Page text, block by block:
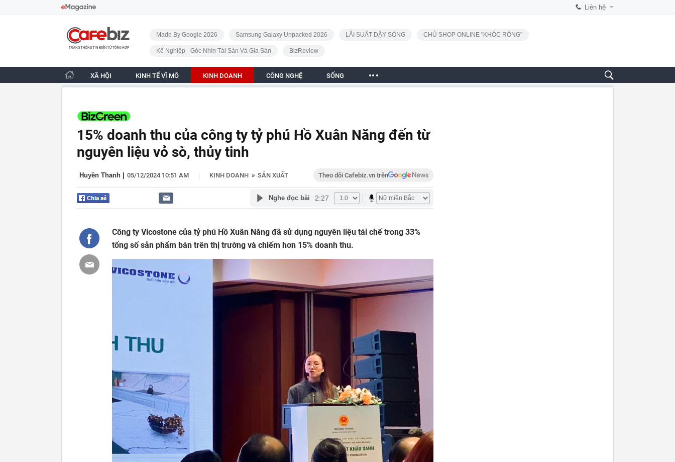
Liên hệ
CafeBiz - Trang chủ
Made By Google 2026 Samsung Galaxy Unpacked 2026 LÃI SUẤT DẬY SÓNG CHỦ SHOP ONLINE "KHÓC RÒNG"
Kế Nghiệp - Góc Nhìn Tài Sản Và Gia Sản BizReview
XÃ HỘI KINH TẾ VĨ MÔ KINH DOANH CÔNG NGHỆ SỐNG
15% doanh thu của công ty tỷ phú Hồ Xuân Năng đến từ
nguyên liệu vỏ sò, thủy tinh
Huyền Thanh 05/12/2024 10:51 AM | KINH DOANH » SẢN XUẤT Theo dõi Cafebiz.vn trên
Nghe đọc bài 2:27
Công ty Vicostone của tỷ phú Hồ Xuân Năng đã sử dụng nguyên liệu tái chế trong 33%
tổng số sản phẩm bán trên thị trường và chiếm hơn 15% doanh thu.